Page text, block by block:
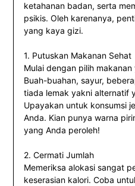
ketahanan badan, serta
psikis. Oleh karenanya,
yang kaya gizi.
1. Putuskan Makanan Sehat
Mulai dengan pilih
Buah-buahan, sayur,
tiada lemak yakni alternatif
Upayakan untuk konsumsi
Anda. Kian punya warna
yang Anda peroleh!
2. Cermati Jumlah
Memeriksa alokasi sangat
keserasian kalori. Coba